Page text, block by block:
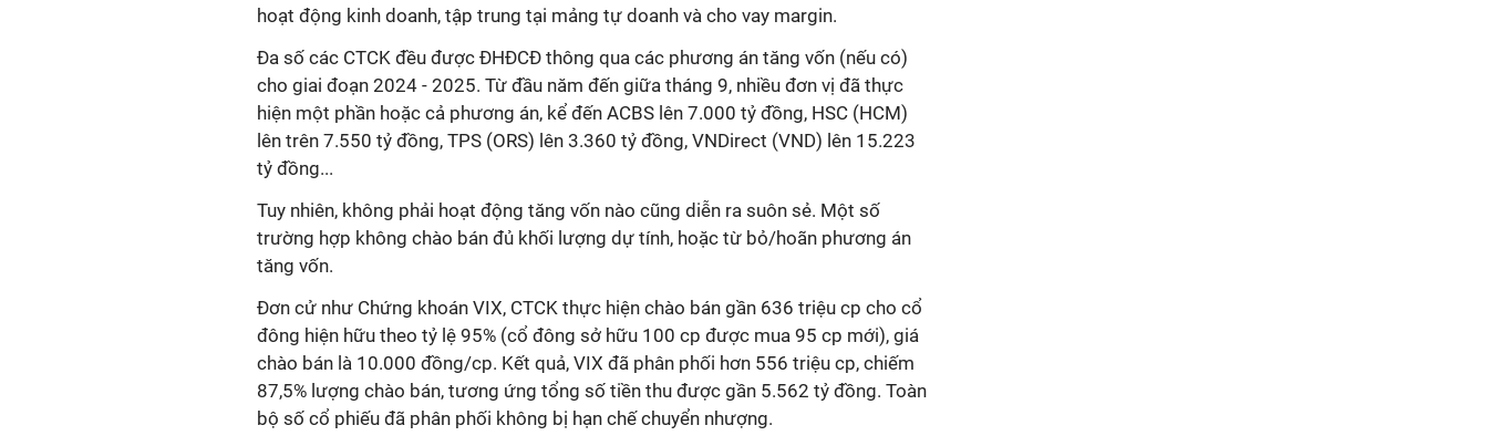
hoạt động kinh doanh, tập trung tại mảng tự doanh và cho vay margin.
Đa số các CTCK đều được ĐHĐCĐ thông qua các phương án tăng vốn (nếu có)
cho giai đoạn 2024 - 2025. Từ đầu năm đến giữa tháng 9, nhiều đơn vị đã thực
hiện một phần hoặc cả phương án, kể đến ACBS lên 7.000 tỷ đồng, HSC (HCM)
lên trên 7.550 tỷ đồng, TPS (ORS) lên 3.360 tỷ đồng, VNDirect (VND) lên 15.223
tỷ đồng...
Tuy nhiên, không phải hoạt động tăng vốn nào cũng diễn ra suôn sẻ. Một số
trường hợp không chào bán đủ khối lượng dự tính, hoặc từ bỏ/hoãn phương án
tăng vốn.
Đơn cử như Chứng khoán VIX, CTCK thực hiện chào bán gần 636 triệu cp cho cổ
đông hiện hữu theo tỷ lệ 95% (cổ đông sở hữu 100 cp được mua 95 cp mới), giá
chào bán là 10.000 đồng/cp. Kết quả, VIX đã phân phối hơn 556 triệu cp, chiếm
87,5% lượng chào bán, tương ứng tổng số tiền thu được gần 5.562 tỷ đồng. Toàn
bộ số cổ phiếu đã phân phối không bị hạn chế chuyển nhượng.